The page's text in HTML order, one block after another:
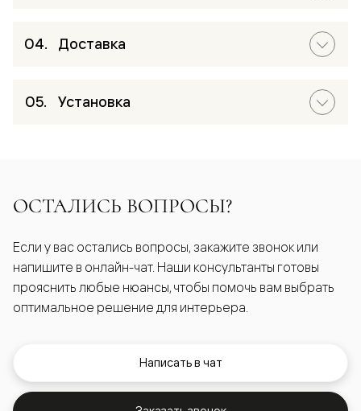
Доставка
Установка
ОСТАЛИСЬ ВОПРОСЫ?
Если у вас остались вопросы, закажите звонок или
напишите в онлайн-чат. Наши консультанты готовы
прояснить любые нюансы, чтобы помочь вам выбрать
оптимальное решение для интерьера.
Написать в чат